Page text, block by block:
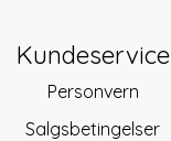
Kundeservice
Personvern
Salgsbetingelser